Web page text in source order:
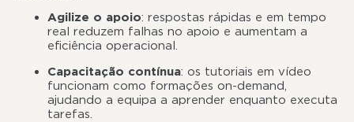
Agilize o apoio: respostas rápidas e em tempo
real reduzem falhas no apoio e aumentam a
eficiência operacional.
Capacitação contínua: os tutoriais em vídeo
funcionam como formações on-demand,
ajudando a equipa a aprender enquanto executa
tarefas.